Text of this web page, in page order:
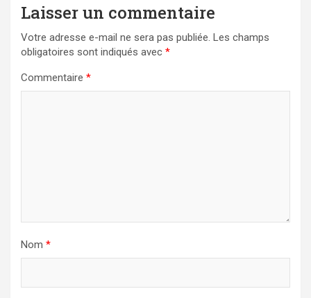
Laisser un commentaire
Votre adresse e-mail ne sera pas publiée. Les champs
obligatoires sont indiqués avec *
Commentaire *
Nom *